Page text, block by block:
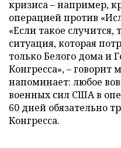
кризиса – например,
операцией против
«Если такое случится,
ситуация, которая
только Белого дома и
Конгресса», –
напоминает: любое
военных сил США в
60 дней обязательно
Конгресса.